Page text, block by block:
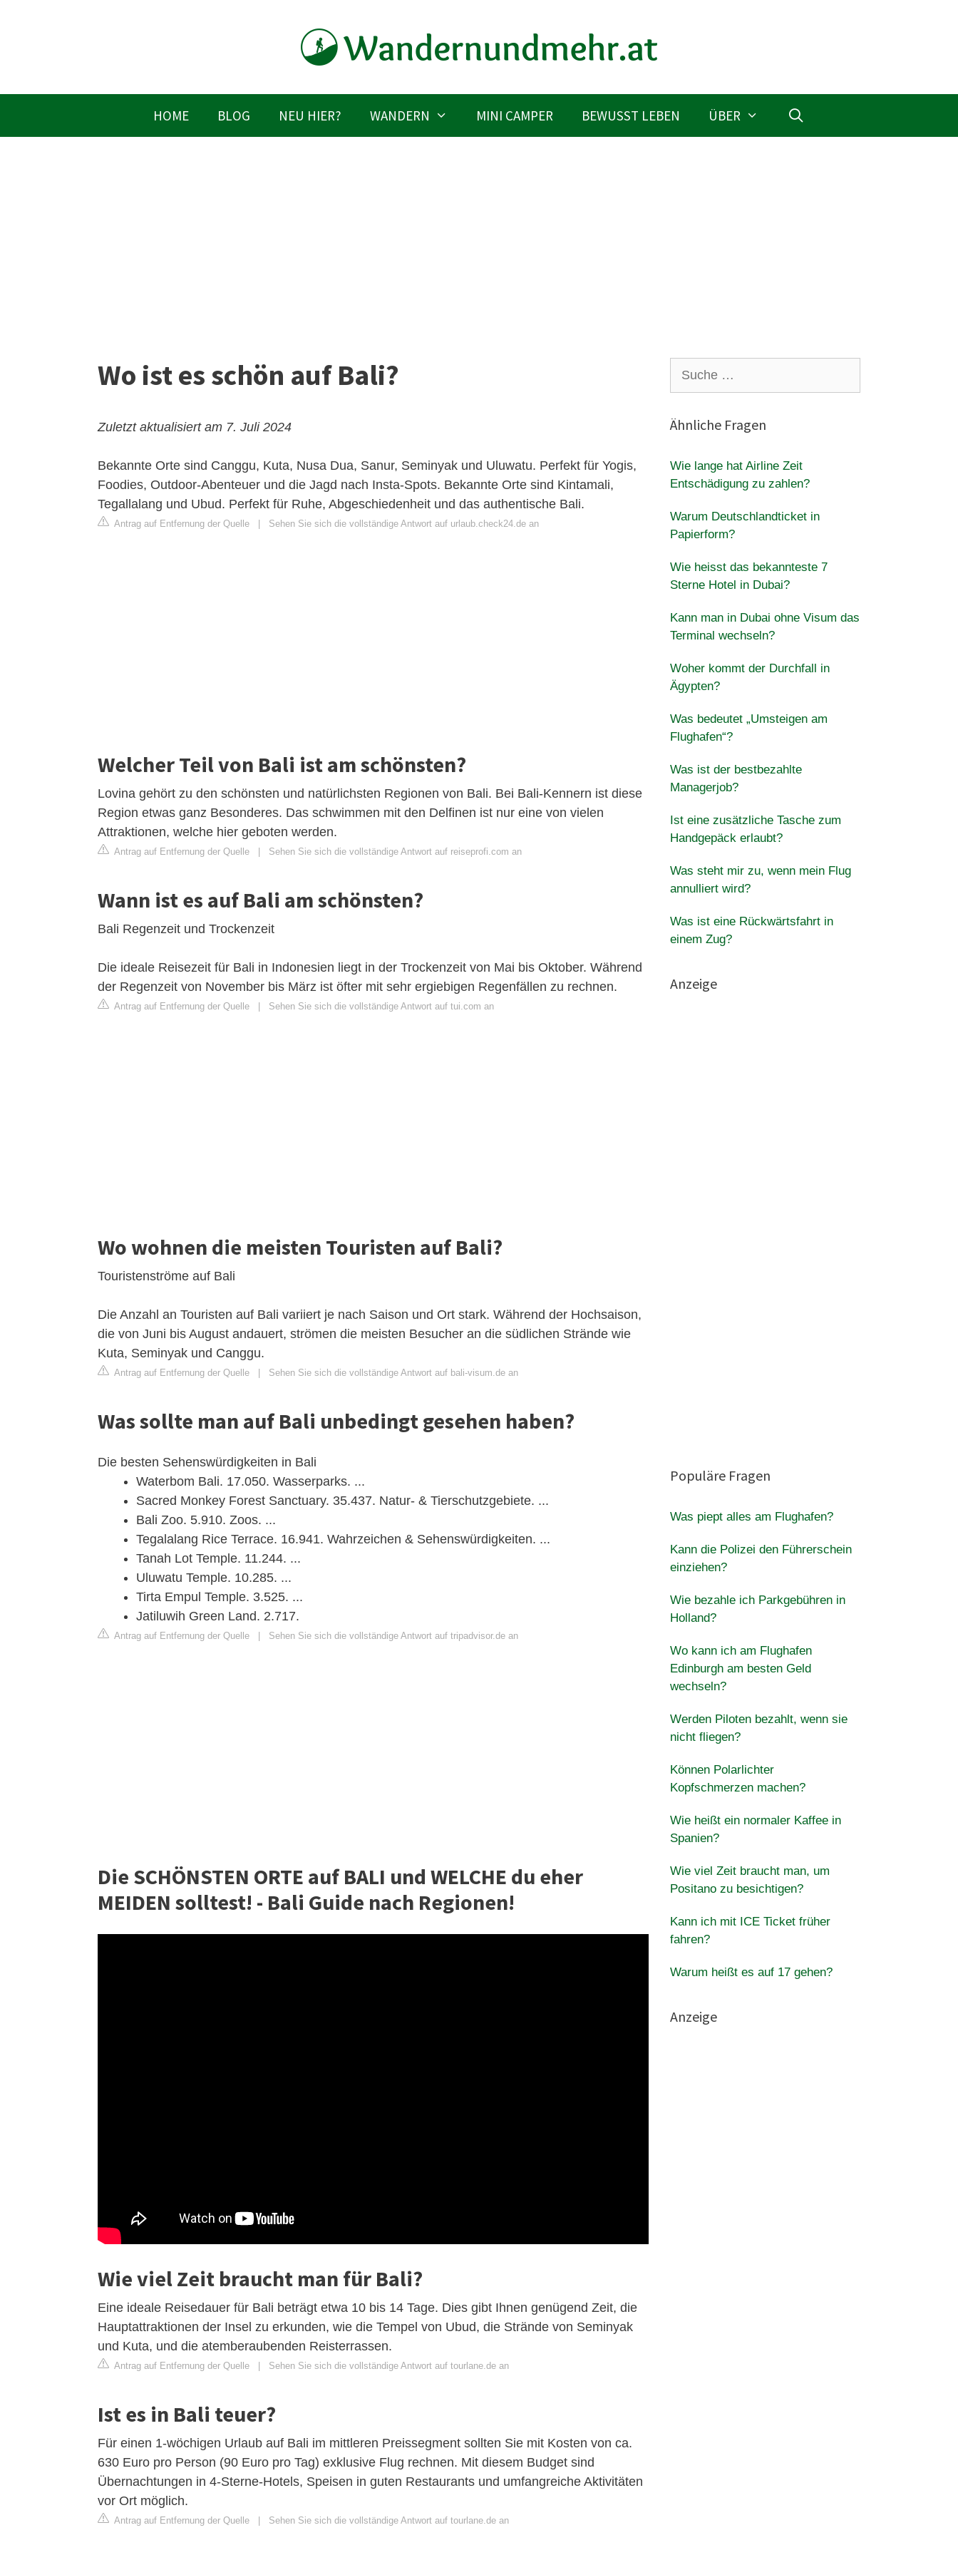
HOME BLOG NEU HIER? WANDERN MINI CAMPER BEWUSST LEBEN ÜBER
Wo ist es schön auf Bali?
Zuletzt aktualisiert am 7. Juli 2024
Bekannte Orte sind Canggu, Kuta, Nusa Dua, Sanur, Seminyak und Uluwatu. Perfekt für Yogis,
Foodies, Outdoor-Abenteuer und die Jagd nach Insta-Spots. Bekannte Orte sind Kintamali,
Tegallalang und Ubud. Perfekt für Ruhe, Abgeschiedenheit und das authentische Bali.
Antrag auf Entfernung der Quelle Sehen Sie sich die vollständige Antwort auf urlaub.check24.de an
Welcher Teil von Bali ist am schönsten?
Lovina gehört zu den schönsten und natürlichsten Regionen von Bali. Bei Bali-Kennern ist diese
Region etwas ganz Besonderes. Das schwimmen mit den Delfinen ist nur eine von vielen
Attraktionen, welche hier geboten werden.
Antrag auf Entfernung der Quelle Sehen Sie sich die vollständige Antwort auf reiseprofi.com an
Wann ist es auf Bali am schönsten?
Bali Regenzeit und Trockenzeit
Die ideale Reisezeit für Bali in Indonesien liegt in der Trockenzeit von Mai bis Oktober. Während
der Regenzeit von November bis März ist öfter mit sehr ergiebigen Regenfällen zu rechnen.
Antrag auf Entfernung der Quelle Sehen Sie sich die vollständige Antwort auf tui.com an
Wo wohnen die meisten Touristen auf Bali?
Touristenströme auf Bali
Die Anzahl an Touristen auf Bali variiert je nach Saison und Ort stark. Während der Hochsaison,
die von Juni bis August andauert, strömen die meisten Besucher an die südlichen Strände wie
Kuta, Seminyak und Canggu.
Antrag auf Entfernung der Quelle Sehen Sie sich die vollständige Antwort auf bali-visum.de an
Was sollte man auf Bali unbedingt gesehen haben?
Die besten Sehenswürdigkeiten in Bali
Waterbom Bali. 17.050. Wasserparks. ...
Sacred Monkey Forest Sanctuary. 35.437. Natur- & Tierschutzgebiete. ...
Bali Zoo. 5.910. Zoos. ...
Tegalalang Rice Terrace. 16.941. Wahrzeichen & Sehenswürdigkeiten. ...
Tanah Lot Temple. 11.244. ...
Uluwatu Temple. 10.285. ...
Tirta Empul Temple. 3.525. ...
Jatiluwih Green Land. 2.717.
Antrag auf Entfernung der Quelle Sehen Sie sich die vollständige Antwort auf tripadvisor.de an
Die SCHÖNSTEN ORTE auf BALI und WELCHE du eher
MEIDEN solltest! - Bali Guide nach Regionen!
Wie viel Zeit braucht man für Bali?
Eine ideale Reisedauer für Bali beträgt etwa 10 bis 14 Tage. Dies gibt Ihnen genügend Zeit, die
Hauptattraktionen der Insel zu erkunden, wie die Tempel von Ubud, die Strände von Seminyak
und Kuta, und die atemberaubenden Reisterrassen.
Antrag auf Entfernung der Quelle | Sehen Sie sich die vollständige Antwort auf tourlane.de an
Ist es in Bali teuer?
Für einen 1-wöchigen Urlaub auf Bali im mittleren Preissegment sollten Sie mit Kosten von ca.
630 Euro pro Person (90 Euro pro Tag) exklusive Flug rechnen. Mit diesem Budget sind
Übernachtungen in 4-Sterne-Hotels, Speisen in guten Restaurants und umfangreiche Aktivitäten
vor Ort möglich.
Antrag auf Entfernung der Quelle | Sehen Sie sich die vollständige Antwort auf tourlane.de an
nach:
Ähnliche Fragen
Wie lange hat Airline Zeit
Entschädigung zu zahlen?
Warum Deutschlandticket in
Papierform?
Wie heisst das bekannteste 7
Sterne Hotel in Dubai?
Kann man in Dubai ohne Visum das
Terminal wechseln?
Woher kommt der Durchfall in
Ägypten?
Was bedeutet „Umsteigen am
Flughafen“?
Was ist der bestbezahlte
Managerjob?
Ist eine zusätzliche Tasche zum
Handgepäck erlaubt?
Was steht mir zu, wenn mein Flug
annulliert wird?
Was ist eine Rückwärtsfahrt in
einem Zug?
Anzeige
Populäre Fragen
Was piept alles am Flughafen?
Kann die Polizei den Führerschein
einziehen?
Wie bezahle ich Parkgebühren in
Holland?
Wo kann ich am Flughafen
Edinburgh am besten Geld
wechseln?
Werden Piloten bezahlt, wenn sie
nicht fliegen?
Können Polarlichter
Kopfschmerzen machen?
Wie heißt ein normaler Kaffee in
Spanien?
Wie viel Zeit braucht man, um
Positano zu besichtigen?
Kann ich mit ICE Ticket früher
fahren?
Warum heißt es auf 17 gehen?
Anzeige